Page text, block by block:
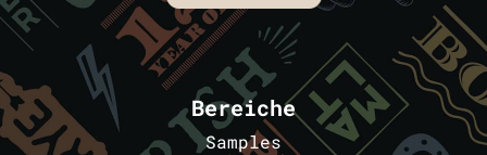
Bereiche
Samples